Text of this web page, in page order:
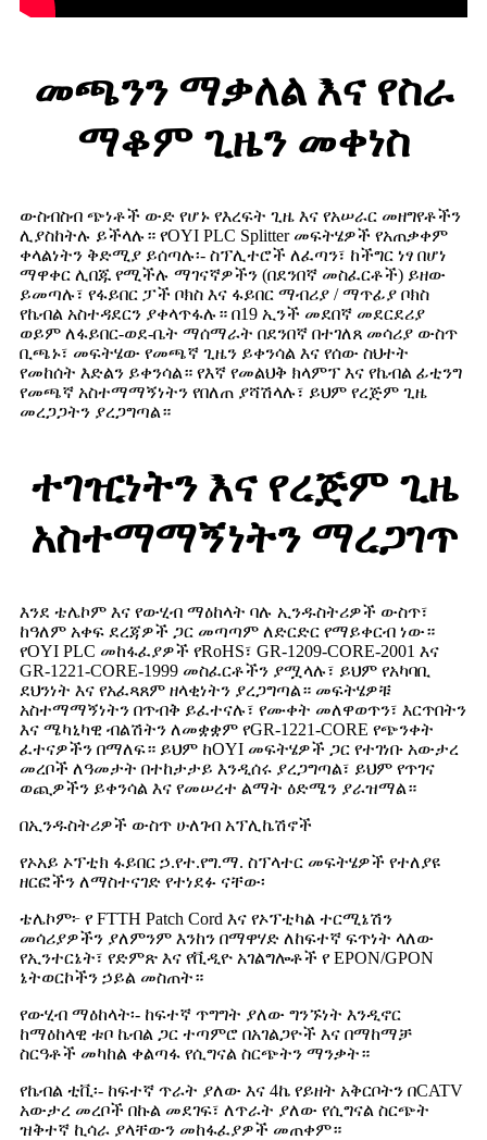
መጫንን ማቃለል እና የስራ
ማቆም ጊዜን መቀነስ
ውስብስብ ጭነቶች ውድ የሆኑ የእረፍት ጊዜ እና የአሠራር መዘግየቶችን
ሊያስከትሉ ይችላሉ። የOYI PLC Splitter መፍትሄዎች የአጠቃቀም
ቀላልነትን ቅድሚያ ይሰጣሉ፡- ስፕሊተሮች ለፈጣን፣ ከችግር ነፃ በሆነ
ማዋቀር ሊበጁ የሚችሉ ማገናኛዎችን (በደንበኛ መስፈርቶች) ይዘው
ይመጣሉ፣ የፋይበር ፓች ቦክስ እና ፋይበር ማብሪያ / ማጥፊያ ቦክስ
የኬብል አስተዳደርን ያቀላጥፋሉ። በ19 ኢንች መደበኛ መደርደሪያ
ወይም ለፋይበር-ወደ-ቤት ማሰማራት በደንበኛ በተገለጸ መሳሪያ ውስጥ
ቢጫኑ፣ መፍትሄው የመጫኛ ጊዜን ይቀንሳል እና የሰው ስህተት
የመከሰት እድልን ይቀንሳል። የእኛ የመልህቅ ክላምፕ እና የኬብል ፊቲንግ
የመጫኛ አስተማማኝነትን የበለጠ ያሻሽላሉ፣ ይህም የረጅም ጊዜ
መረጋጋትን ያረጋግጣል።
ተገዢነትን እና የረጅም ጊዜ
አስተማማኝነትን ማረጋገጥ
እንደ ቴሌኮም እና የውሂብ ማዕከላት ባሉ ኢንዱስትሪዎች ውስጥ፣
ከዓለም አቀፍ ደረጃዎች ጋር መጣጣም ለድርድር የማይቀርብ ነው።
የOYI PLC መከፋፈያዎች የRoHS፣ GR-1209-CORE-2001 እና
GR-1221-CORE-1999 መስፈርቶችን ያሟላሉ፣ ይህም የአካባቢ
ደህንነት እና የአፈጻጸም ዘላቂነትን ያረጋግጣል። መፍትሄዎቹ
አስተማማኝነትን በጥብቅ ይፈተናሉ፣ የሙቀት መለዋወጥን፣ እርጥበትን
እና ሜካኒካዊ ብልሽትን ለመቋቋም የGR-1221-CORE የጭንቀት
ፈተናዎችን በማለፍ። ይህም ከOYI መፍትሄዎች ጋር የተገነቡ አውታረ
መረቦች ለዓመታት በተከታታይ እንዲሰሩ ያረጋግጣል፣ ይህም የጥገና
ወጪዎችን ይቀንሳል እና የመሠረተ ልማት ዕድሜን ያራዝማል።
በኢንዱስትሪዎች ውስጥ ሁለገብ አፕሊኬሽኖች
የኦአይ ኦፕቲክ ፋይበር ኃ.የተ.የግ.ማ. ስፕላተር መፍትሄዎች የተለያዩ
ዘርፎችን ለማስተናገድ የተነደፉ ናቸው፡
ቴሌኮም፦ የ FTTH Patch Cord እና የኦፕቲካል ተርሚኔሽን
መሳሪያዎችን ያለምንም እንከን በማዋሃድ ለከፍተኛ ፍጥነት ላለው
የኢንተርኔት፣ የድምጽ እና የቪዲዮ አገልግሎቶች የ EPON/GPON
ኔትወርኮችን ኃይል መስጠት።
የውሂብ ማዕከላት፡- ከፍተኛ ጥግግት ያለው ግንኙነት እንዲኖር
ከማዕከላዊ ቱቦ ኬብል ጋር ተጣምሮ በአገልጋዮች እና በማከማቻ
ስርዓቶች መካከል ቀልጣፋ የሲግናል ስርጭትን ማንቃት።
የኬብል ቲቪ፡- ከፍተኛ ጥራት ያለው እና 4ኬ የይዘት አቅርቦትን በCATV
አውታረ መረቦች በኩል መደገፍ፣ ለጥራት ያለው የሲግናል ስርጭት
ዝቅተኛ ኪሳራ ያላቸውን መከፋፈያዎች መጠቀም።